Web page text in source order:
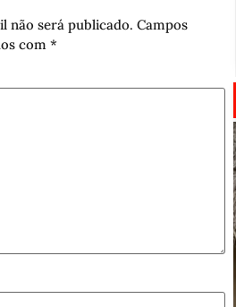
não será publicado. Campos
com *